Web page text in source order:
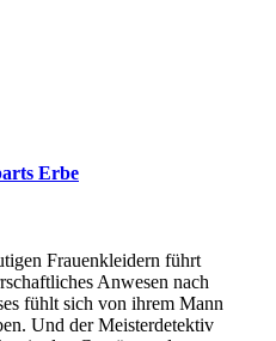
Erbe
Frauenkleidern führt
Anwesen nach
fühlt sich von ihrem Mann
Und der Meisterdetektiv